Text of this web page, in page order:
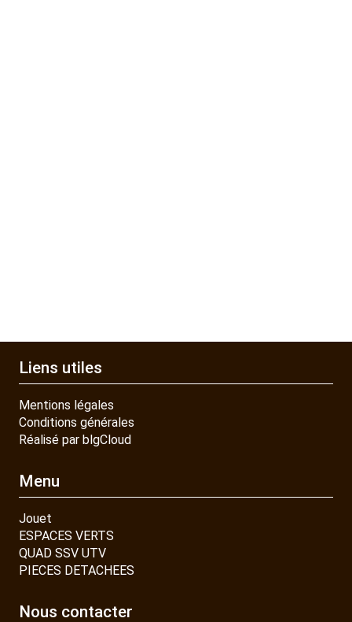
Liens utiles
Mentions légales
Conditions générales
Réalisé par blgCloud
Menu
Jouet
ESPACES VERTS
QUAD SSV UTV
PIECES DETACHEES
Nous contacter